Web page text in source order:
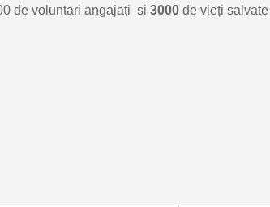
de voluntari angajați si 3000 de vieți salvate